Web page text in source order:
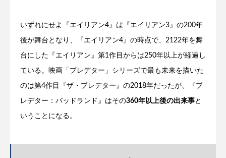
いずれにせよ『エイリアン4』は『エイリアン3』の200年
後が舞台となり、『エイリアン4』の時点で、2122年を舞
台にした『エイリアン』第1作目からは250年以上が経過し
ている。映画「プレデター」シリーズで最も未来を描いた
のは第4作目『ザ・プレデター』の2018年だったが、『プ
レデター：バッドランド』はその360年以上後の出来事と
いうことになる。